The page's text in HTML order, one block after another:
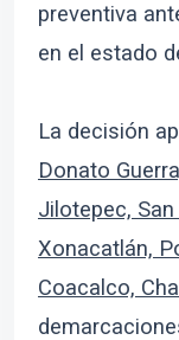
preventiva
en el estado
La decisión
Donato
Jilotepec,
Xonacatlán,
Coacalco,